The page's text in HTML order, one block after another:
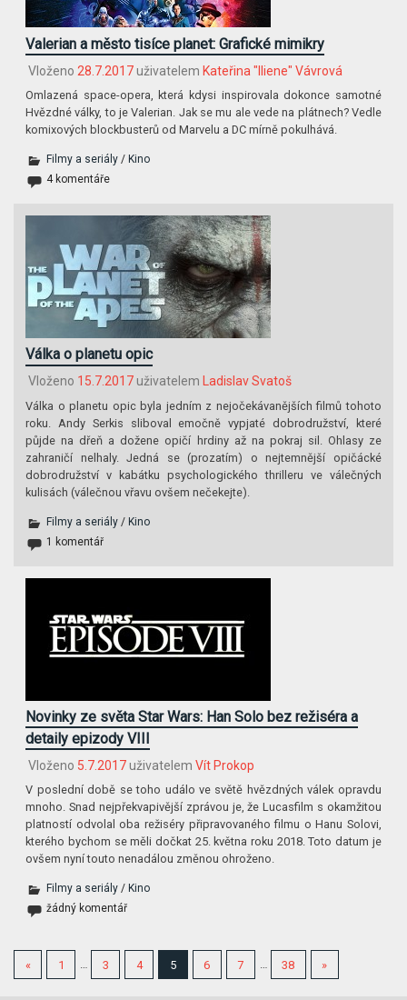
Valerian a město tisíce planet: Grafické mimikry
Vloženo 28.7.2017uživatelem Kateřina "Iliene" Vávrová
Omlazená space-opera, která kdysi inspirovala dokonce samotné
Hvězdné války, to je Valerian. Jak se mu ale vede na plátnech? Vedle
komixových blockbusterů od Marvelu a DC mírně pokulhává.
Filmy a seriály / Kino
4 komentáře
Válka o planetu opic
Vloženo 15.7.2017uživatelem Ladislav Svatoš
Válka o planetu opic byla jedním z nejočekávanějších filmů tohoto
roku. Andy Serkis sliboval emočně vypjaté dobrodružství, které
půjde na dřeň a dožene opičí hrdiny až na pokraj sil. Ohlasy ze
zahraničí nelhaly. Jedná se (prozatím) o nejtemnější opičácké
dobrodružství v kabátku psychologického thrilleru ve válečných
kulisách (válečnou vřavu ovšem nečekejte).
Filmy a seriály /Kino
1 komentář
Novinky ze světa Star Wars: Han Solo bez režiséra a
detaily epizody VIII
Vloženo 5.7.2017uživatelem Vít Prokop
V poslední době se toho událo ve světě hvězdných válek opravdu
mnoho. Snad nejpřekvapivější zprávou je, že Lucasfilm s okamžitou
platností odvolal oba režiséry připravovaného filmu o Hanu Solovi,
kterého bychom se měli dočkat 25. května roku 2018. Toto datum je
ovšem nyní touto nenadálou změnou ohroženo.
Filmy a seriály / Kino
žádný komentář
« 1 … 3 4 5 6 7 … 38 »